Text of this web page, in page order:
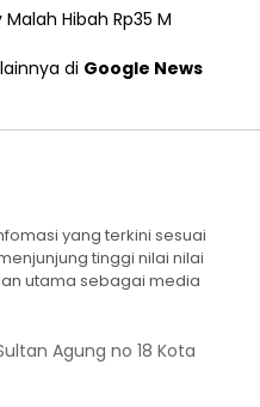
Hibah Rp35 M
di Google News
yang terkini sesuai
tinggi nilai nilai
utama sebagai media
Agung no 18 Kota